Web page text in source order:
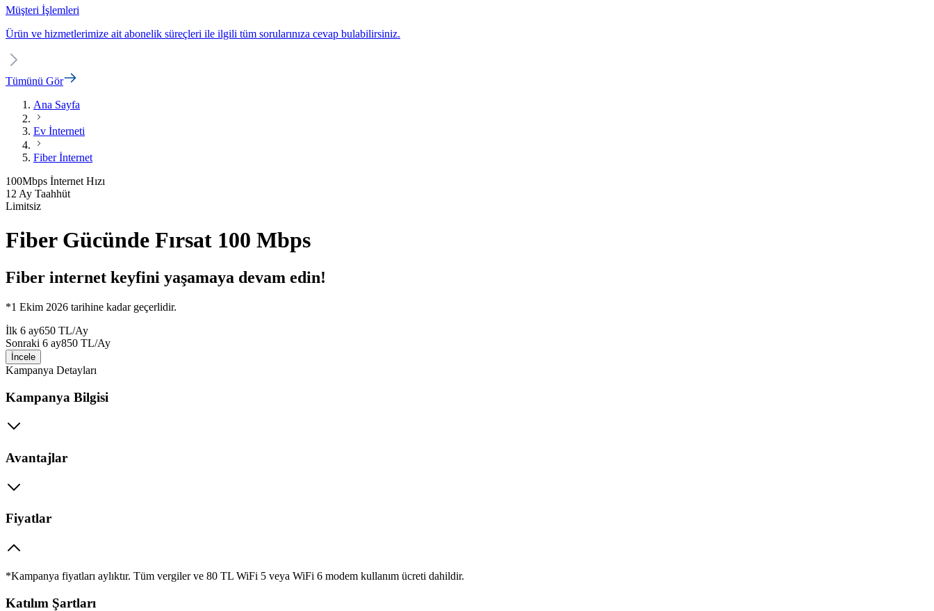
Müşteri İşlemleri
Ürün ve hizmetlerimize ait abonelik süreçleri ile ilgili tüm sorularınıza cevap bulabilirsiniz.
Tümünü Gör
Ana Sayfa
Ev İnterneti
Fiber İnternet
100Mbps İnternet Hızı
12 Ay Taahhüt
Limitsiz
Fiber Gücünde Fırsat 100 Mbps
Fiber internet keyfini yaşamaya devam edin!
*1 Ekim 2026 tarihine kadar geçerlidir.
İlk 6 ay650 TL/Ay
Sonraki 6 ay850 TL/Ay
İncele
Kampanya Detayları
Kampanya Bilgisi
Avantajlar
Fiyatlar
*Kampanya fiyatları aylıktır. Tüm vergiler ve 80 TL WiFi 5 veya WiFi 6 modem kullanım ücreti dahildir.​
Katılım Şartları